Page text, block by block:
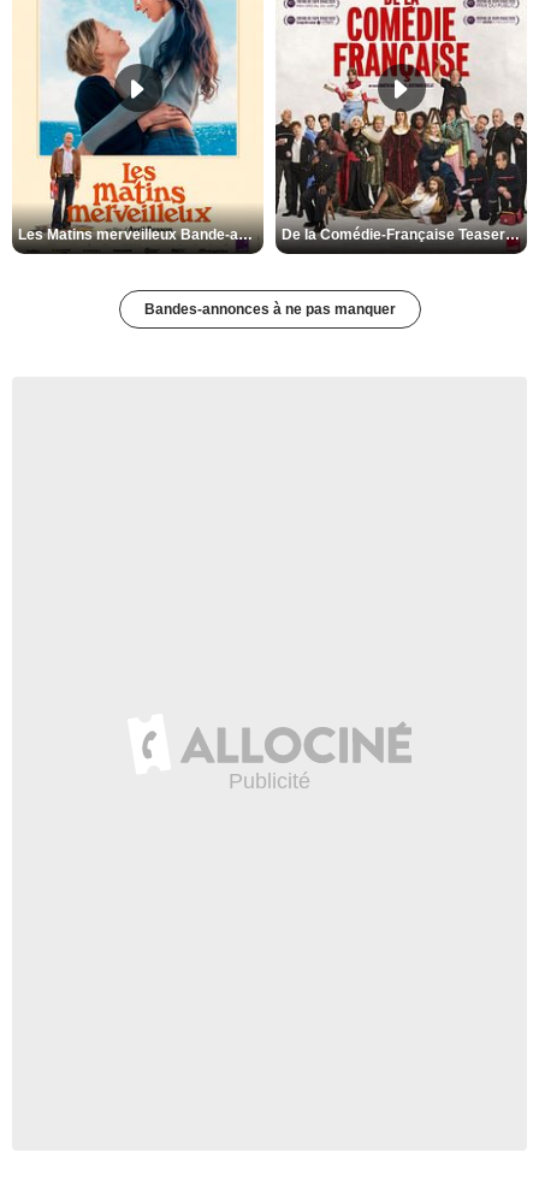
Les Matins merveilleux Bande-annonce VF De la Comédie-Française Teaser VF
Bandes-annonces à ne pas manquer